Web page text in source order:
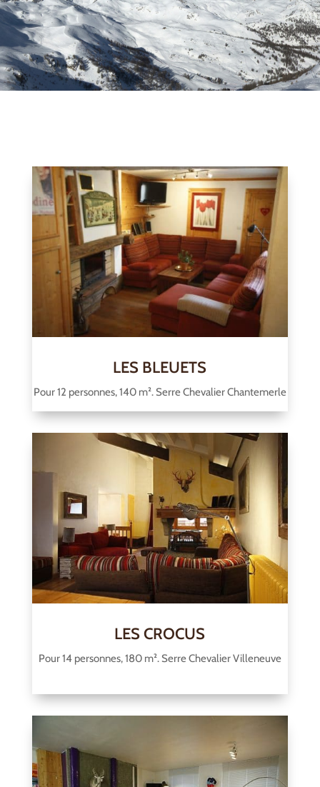
LES BLEUETS
Pour 12 personnes, 140 m². Serre Chevalier Chantemerle
LES CROCUS
Pour 14 personnes, 180 m². Serre Chevalier Villeneuve